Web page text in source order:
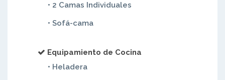
• 2 Camas Individuales
• Sofá-cama
Equipamiento de Cocina
• Heladera